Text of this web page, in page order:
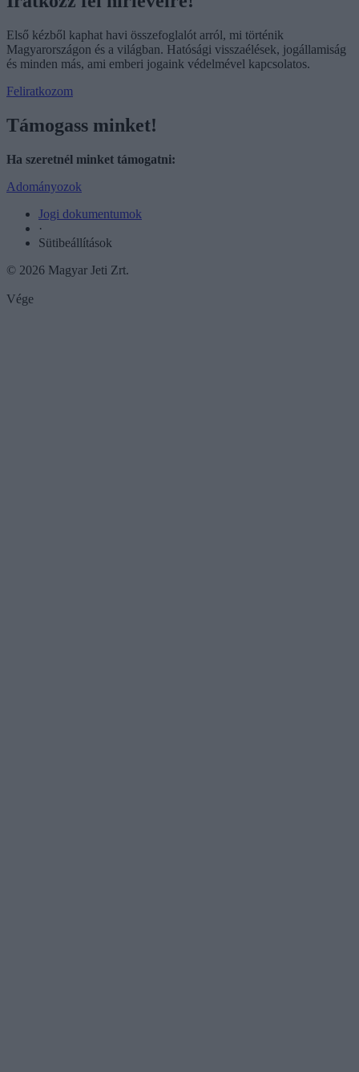
Első kézből kaphat havi összefoglalót arról, mi történik
Magyarországon és a világban. Hatósági visszaélések, jogállamiság
és minden más, ami emberi jogaink védelmével kapcsolatos.
Feliratkozom
Támogass minket!
Ha szeretnél minket támogatni:
Adományozok
Jogi dokumentumok
·
Sütibeállítások
© 2026 Magyar Jeti Zrt.
Vége